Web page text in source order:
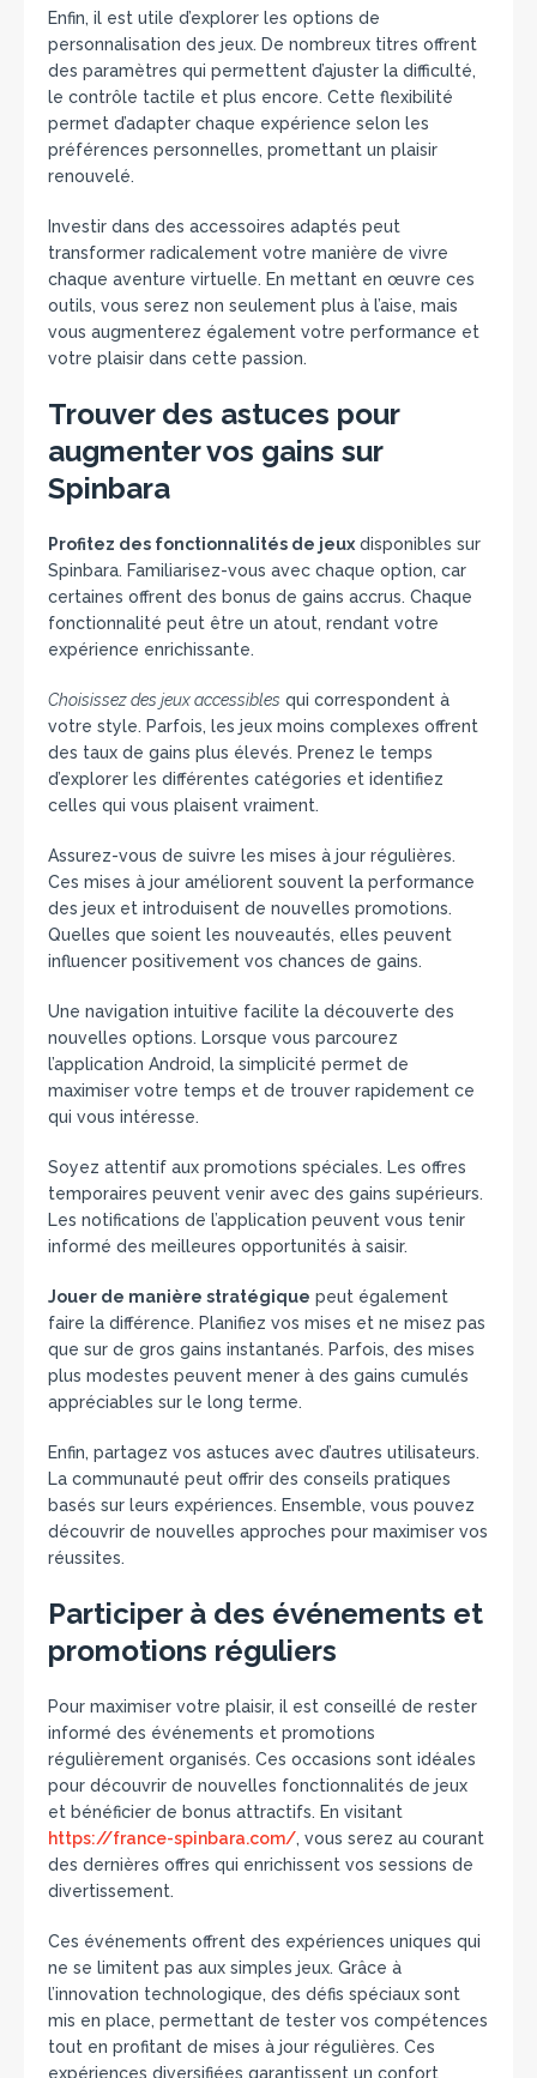
Enfin, il est utile d’explorer les options de
personnalisation des jeux. De nombreux titres offrent
des paramètres qui permettent d’ajuster la difficulté,
le contrôle tactile et plus encore. Cette flexibilité
permet d’adapter chaque expérience selon les
préférences personnelles, promettant un plaisir
renouvelé.
Investir dans des accessoires adaptés peut
transformer radicalement votre manière de vivre
chaque aventure virtuelle. En mettant en œuvre ces
outils, vous serez non seulement plus à l’aise, mais
vous augmenterez également votre performance et
votre plaisir dans cette passion.
Trouver des astuces pour
augmenter vos gains sur
Spinbara
Profitez des fonctionnalités de jeux disponibles sur
Spinbara. Familiarisez-vous avec chaque option, car
certaines offrent des bonus de gains accrus. Chaque
fonctionnalité peut être un atout, rendant votre
expérience enrichissante.
Choisissez des jeux accessibles qui correspondent à
votre style. Parfois, les jeux moins complexes offrent
des taux de gains plus élevés. Prenez le temps
d’explorer les différentes catégories et identifiez
celles qui vous plaisent vraiment.
Assurez-vous de suivre les mises à jour régulières.
Ces mises à jour améliorent souvent la performance
des jeux et introduisent de nouvelles promotions.
Quelles que soient les nouveautés, elles peuvent
influencer positivement vos chances de gains.
Une navigation intuitive facilite la découverte des
nouvelles options. Lorsque vous parcourez
l’application Android, la simplicité permet de
maximiser votre temps et de trouver rapidement ce
qui vous intéresse.
Soyez attentif aux promotions spéciales. Les offres
temporaires peuvent venir avec des gains supérieurs.
Les notifications de l’application peuvent vous tenir
informé des meilleures opportunités à saisir.
Jouer de manière stratégique peut également
faire la différence. Planifiez vos mises et ne misez pas
que sur de gros gains instantanés. Parfois, des mises
plus modestes peuvent mener à des gains cumulés
appréciables sur le long terme.
Enfin, partagez vos astuces avec d’autres utilisateurs.
La communauté peut offrir des conseils pratiques
basés sur leurs expériences. Ensemble, vous pouvez
découvrir de nouvelles approches pour maximiser vos
réussites.
Participer à des événements et
promotions réguliers
Pour maximiser votre plaisir, il est conseillé de rester
informé des événements et promotions
régulièrement organisés. Ces occasions sont idéales
pour découvrir de nouvelles fonctionnalités de jeux
et bénéficier de bonus attractifs. En visitant
https://france-spinbara.com/, vous serez au courant
des dernières offres qui enrichissent vos sessions de
divertissement.
Ces événements offrent des expériences uniques qui
ne se limitent pas aux simples jeux. Grâce à
l’innovation technologique, des défis spéciaux sont
mis en place, permettant de tester vos compétences
tout en profitant de mises à jour régulières. Ces
expériences diversifiées garantissent un confort